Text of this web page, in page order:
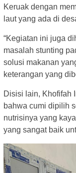
Keruak dengan
laut yang ada di
“Kegiatan ini juga
masalah stunting
solusi makanan
keterangan yang
Disisi lain, Khofifah
bahwa cumi dipilih
nutrisinya yang
yang sangat baik